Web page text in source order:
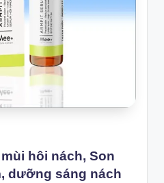
hôi nách, Son
dưỡng sáng nách